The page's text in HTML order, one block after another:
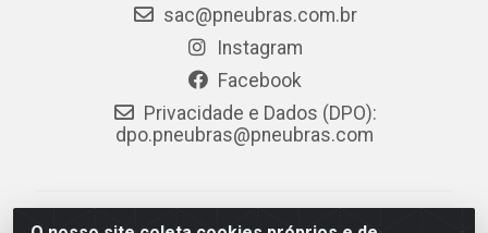
sac@pneubras.com.br
Instagram
Facebook
Privacidade e Dados (DPO):
dpo.pneubras@pneubras.com
PneuBras - Rodovia BR-101, KM 82 - Prazeres,